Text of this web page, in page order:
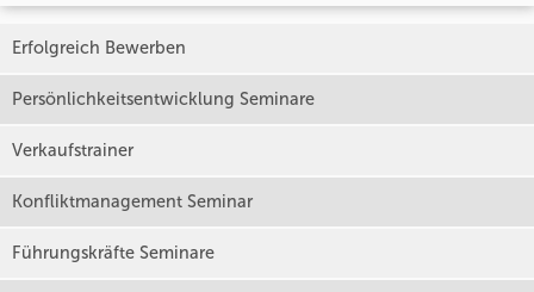
Erfolgreich Bewerben
Persönlichkeitsentwicklung Seminare
Verkaufstrainer
Konfliktmanagement Seminar
Führungskräfte Seminare